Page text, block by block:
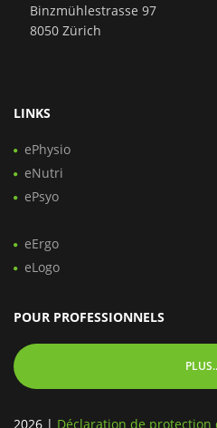
Binzmühlestrasse 97
8050 Zürich
LINKS
ePhysio
eNutri
ePsyo
eErgo
eLogo
POUR PROFESSIONNELS
2026 | Déclaration de protection